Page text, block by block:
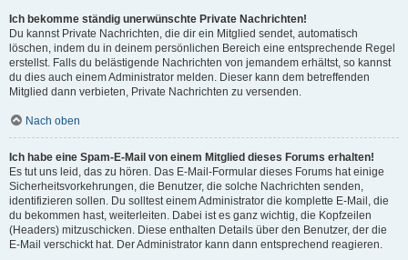
Ich bekomme ständig unerwünschte Private Nachrichten!
Du kannst Private Nachrichten, die dir ein Mitglied sendet, automatisch
löschen, indem du in deinem persönlichen Bereich eine entsprechende Regel
erstellst. Falls du belästigende Nachrichten von jemandem erhältst, so kannst
du dies auch einem Administrator melden. Dieser kann dem betreffenden
Mitglied dann verbieten, Private Nachrichten zu versenden.
Nach oben
Ich habe eine Spam-E-Mail von einem Mitglied dieses Forums erhalten!
Es tut uns leid, das zu hören. Das E-Mail-Formular dieses Forums hat einige
Sicherheitsvorkehrungen, die Benutzer, die solche Nachrichten senden,
identifizieren sollen. Du solltest einem Administrator die komplette E-Mail, die
du bekommen hast, weiterleiten. Dabei ist es ganz wichtig, die Kopfzeilen
(Headers) mitzuschicken. Diese enthalten Details über den Benutzer, der die
E-Mail verschickt hat. Der Administrator kann dann entsprechend reagieren.